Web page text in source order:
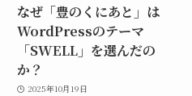
なぜ「豊のくにあと」は
WordPressのテーマ
「SWELL」を選んだの
か？
2025年10月19日